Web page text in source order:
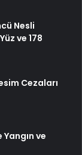
Nesli
ve 178
Cezaları
ve